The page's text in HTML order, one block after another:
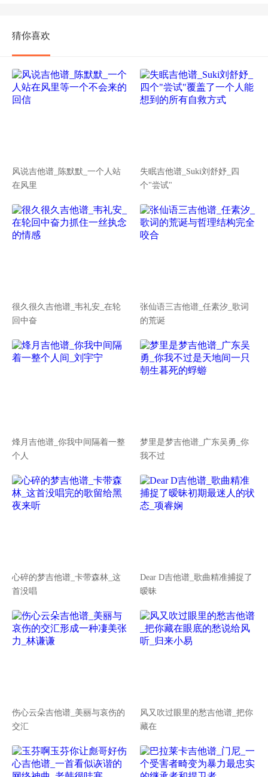
猜你喜欢
风说吉他谱_陈默默_一个人站
在风里
失眠吉他谱_Suki刘舒妤_四
个"尝试"
很久很久吉他谱_韦礼安_在轮
回中奋
张仙语三吉他谱_任素汐_歌词
的荒诞
烽月吉他谱_你我中间隔着一整
个人
梦里是梦吉他谱_广东吴勇_你
我不过
心碎的梦吉他谱_卡带森林_这
首没唱
Dear D吉他谱_歌曲精准捕捉了
暧昧
伤心云朵吉他谱_美丽与哀伤的
交汇
风又吹过眼里的愁吉他谱_把你
藏在